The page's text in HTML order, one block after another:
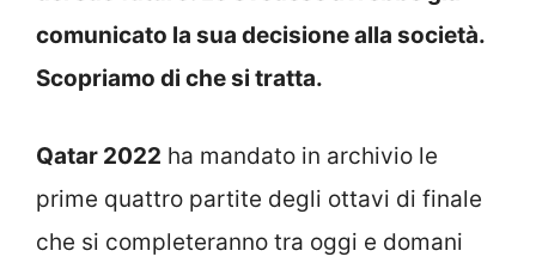
comunicato la sua decisione alla società.
Scopriamo di che si tratta.
Qatar 2022 ha mandato in archivio le
prime quattro partite degli ottavi di finale
che si completeranno tra oggi e domani